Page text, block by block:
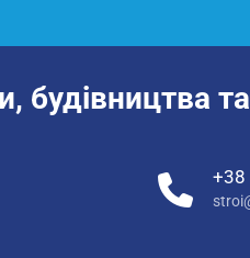
будівництва
+38